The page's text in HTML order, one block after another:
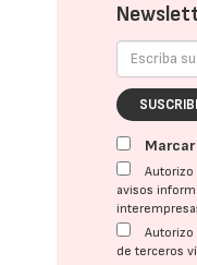
avisos
de terceros